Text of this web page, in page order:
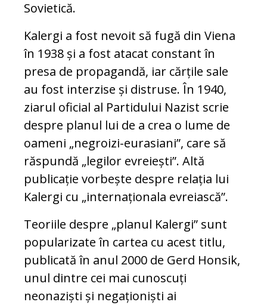
Sovietică.
Kalergi a fost nevoit să fugă din Viena
în 1938 și a fost atacat constant în
presa de propagandă, iar cărțile sale
au fost interzise și distruse. În 1940,
ziarul oficial al Partidului Nazist scrie
despre planul lui de a crea o lume de
oameni „negroizi-eurasiani”, care să
răspundă „legilor evreiești”. Altă
publicație vorbește despre relația lui
Kalergi cu „internaționala evreiască”.
Teoriile despre „planul Kalergi” sunt
popularizate în cartea cu acest titlu,
publicată în anul 2000 de Gerd Honsik,
unul dintre cei mai cunoscuți
neonaziști și negaționiști ai